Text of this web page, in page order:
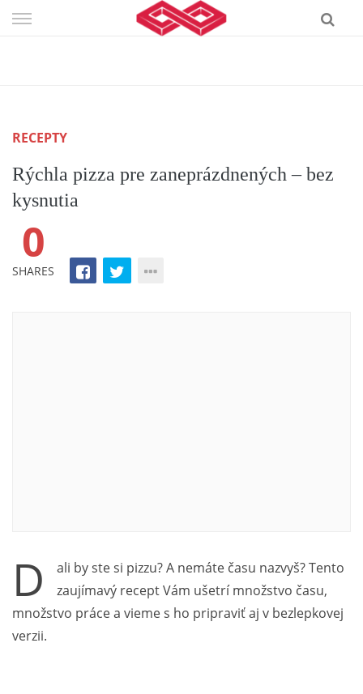
Skip
RECEPTY
Rýchla pizza pre zaneprázdnených – bez
kysnutia
0
SHARES
D
ali by ste si pizzu? A nemáte času nazvyš? Tento
zaujímavý recept Vám ušetrí množstvo času,
množstvo práce a vieme s ho pripraviť aj v bezlepkovej
verzii.